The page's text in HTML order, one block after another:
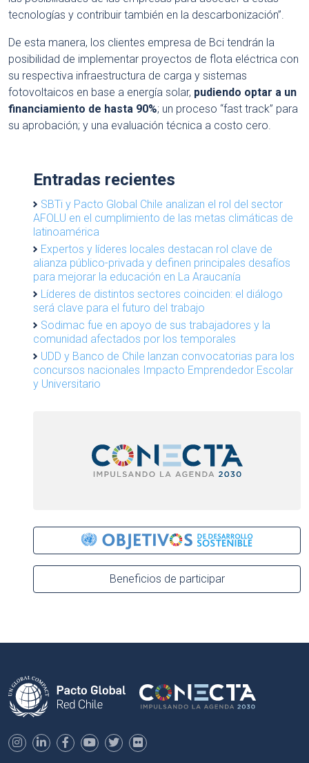
tecnologías y contribuir también en la descarbonización”.
De esta manera, los clientes empresa de Bci tendrán la
posibilidad de implementar proyectos de flota eléctrica con
su respectiva infraestructura de carga y sistemas
fotovoltaicos en base a energía solar, pudiendo optar a un
financiamiento de hasta 90%; un proceso “fast track” para
su aprobación; y una evaluación técnica a costo cero.
Entradas recientes
SBTi y Pacto Global Chile analizan el rol del sector
AFOLU en el cumplimiento de las metas climáticas de
latinoamérica
Expertos y líderes locales destacan rol clave de
alianza público-privada y definen principales desafíos
para mejorar la educación en La Araucanía
Líderes de distintos sectores coinciden: el diálogo
será clave para el futuro del trabajo
Sodimac fue en apoyo de sus trabajadores y la
comunidad afectados por los temporales
UDD y Banco de Chile lanzan convocatorias para los
concursos nacionales Impacto Emprendedor Escolar
y Universitario
Beneficios de participar